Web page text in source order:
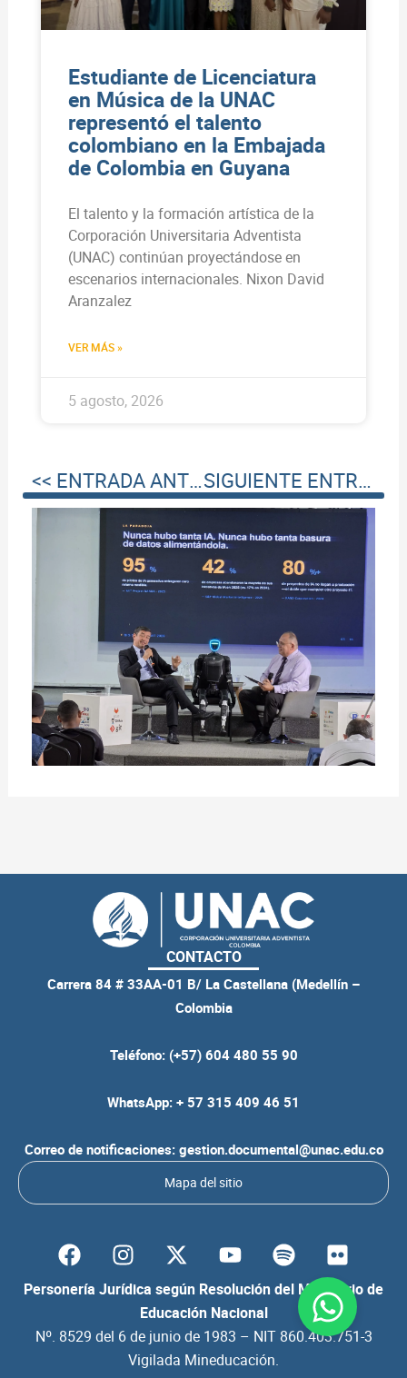
Estudiante de Licenciatura
en Música de la UNAC
representó el talento
colombiano en la Embajada
de Colombia en Guyana
El talento y la formación artística de la
Corporación Universitaria Adventista
(UNAC) continúan proyectándose en
escenarios internacionales. Nixon David
Aranzalez
VER MÁS »
5 agosto, 2026
<< ENTRADA ANTERIOR SIGUIENTE ENTRADA >>
CONTACTO
Carrera 84 # 33AA-01 B/ La Castellana (Medellín –
Colombia
Teléfono: (+57) 604 480 55 90
WhatsApp: + 57 315 409 46 51
Correo de notificaciones: gestion.documental@unac.edu.co
Mapa del sitio
Personería Jurídica según Resolución del Ministerio de
Educación Nacional
Nº. 8529 del 6 de junio de 1983 – NIT 860.403.751-3
Vigilada Mineducación.
F
a
c
b
I
n
s
a
g
Y
o
u
t
u
b
S
p
o
i
F
l
i
c
k